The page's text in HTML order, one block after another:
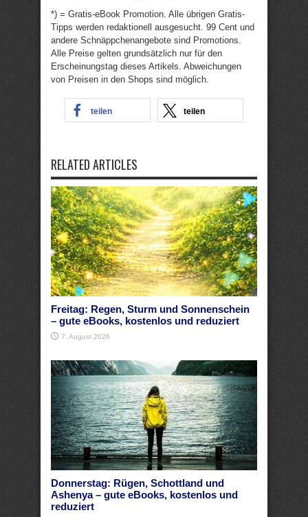
*) = Gratis-eBook Promotion. Alle übrigen Gratis-
Tipps werden redaktionell ausgesucht. 99 Cent und
andere Schnäppchenangebote sind Promotions.
Alle Preise gelten grundsätzlich nur für den
Erscheinungstag dieses Artikels. Abweichungen
von Preisen in den Shops sind möglich.
teilen teilen
RELATED ARTICLES
Freitag: Regen, Sturm und Sonnenschein
– gute eBooks, kostenlos und reduziert
7. August 2026
Donnerstag: Rügen, Schottland und
Ashenya – gute eBooks, kostenlos und
reduziert